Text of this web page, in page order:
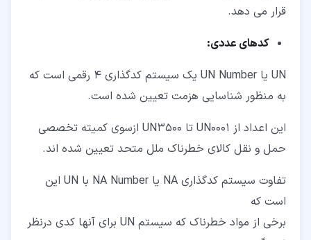
قرار می دهد.
کدهای عددی:
UN یا UN Number یک سیستم کدگذاری 4 رقمی است که
به منظور شناسایی هزمت تعیین شده است.
این اعداد از UN0001 تا UN3500 ازسوی کمیته تخصصی
حمل و نقل کالای خطرناک ملل متحد تعیین شده اند.
تفاوت سیستم کدگذاری NA یا NA Number با UN این
است که
برخی از مواد خطرناک که سیستم UN برای آنها کدی درنظر